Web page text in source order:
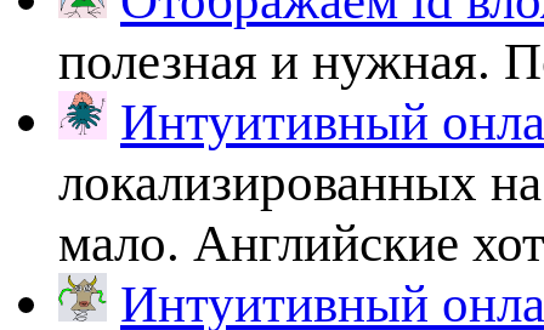
полезная и нужная.
Интуитивный
локализированных
мало. Английские
Интуитивный